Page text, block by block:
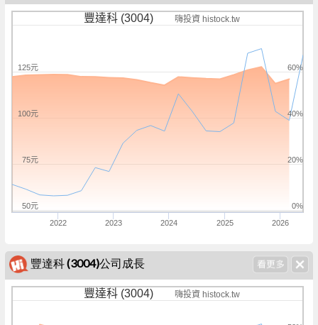
豐達科 (3004) 嗨投資 histock.tw
2022 2023 2024 2025 2026
0%
20%
40%
60%
50元
75元
100元
125元
豐達科 (3004)公司成長
豐達科 (3004) 嗨投資 histock.tw